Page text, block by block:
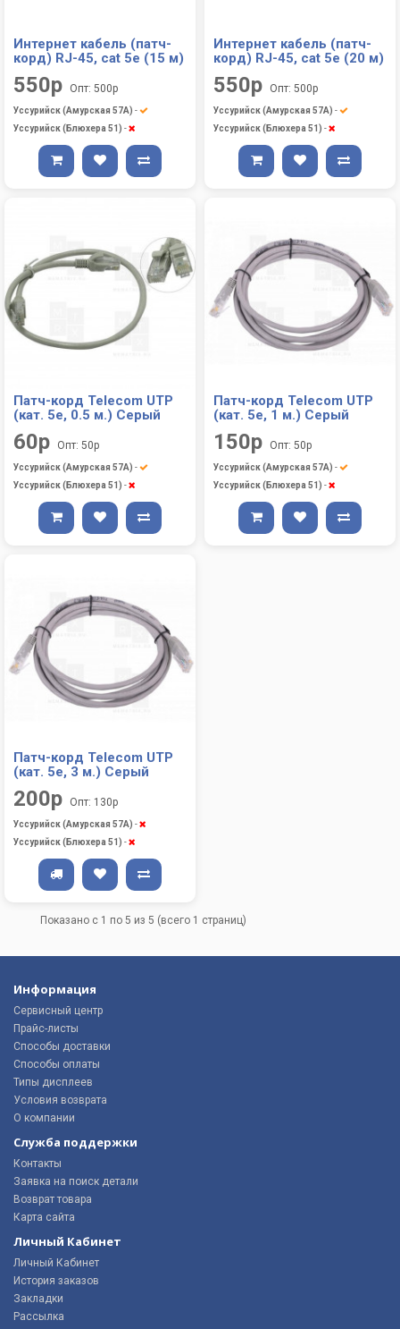
Интернет кабель (патч-
корд) RJ-45, cat 5e (15 м)
550р Опт: 500р
Уссурийск (Амурская 57А) -
Уссурийск (Блюхера 51) -
Интернет кабель (патч-
корд) RJ-45, cat 5e (20 м)
550р Опт: 500р
Уссурийск (Амурская 57А) -
Уссурийск (Блюхера 51) -
Патч-корд Telecom UTP
(кат. 5е, 0.5 м.) Серый
60р Опт: 50р
Уссурийск (Амурская 57А) -
Уссурийск (Блюхера 51) -
Патч-корд Telecom UTP
(кат. 5е, 1 м.) Серый
150р Опт: 50р
Уссурийск (Амурская 57А) -
Уссурийск (Блюхера 51) -
Патч-корд Telecom UTP
(кат. 5е, 3 м.) Серый
200р Опт: 130р
Уссурийск (Амурская 57А) -
Уссурийск (Блюхера 51) -
Показано с 1 по 5 из 5 (всего 1 страниц)
Информация
Сервисный центр
Прайс-листы
Способы доставки
Способы оплаты
Типы дисплеев
Условия возврата
О компании
Служба поддержки
Контакты
Заявка на поиск детали
Возврат товара
Карта сайта
Личный Кабинет
Личный Кабинет
История заказов
Закладки
Рассылка